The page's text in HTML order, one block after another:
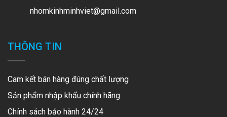
nhomkinhminhviet@gmail.com
THÔNG TIN
Cam kết bán hàng đúng chất lượng
Sản phẩm nhập khẩu chính hãng
Chính sách bảo hành 24/24